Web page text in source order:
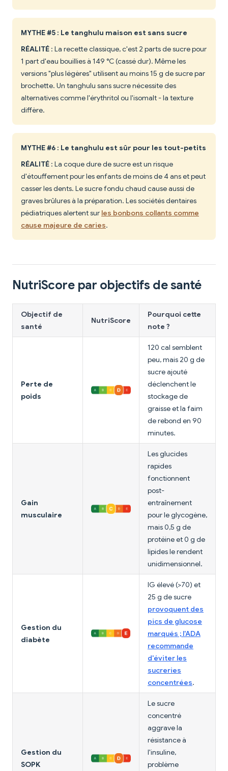
MYTHE #5 : Le tanghulu maison est sans sucre
RÉALITÉ : La recette classique, c'est 2 parts de sucre pour
1 part d'eau bouillies à 149 °C (cassé dur). Même les
versions "plus légères" utilisent au moins 15 g de sucre par
brochette. Un tanghulu sans sucre nécessite des
alternatives comme l'érythritol ou l'isomalt - la texture
diffère.
MYTHE #6 : Le tanghulu est sûr pour les tout-petits
RÉALITÉ : La coque dure de sucre est un risque
d'étouffement pour les enfants de moins de 4 ans et peut
casser les dents. Le sucre fondu chaud cause aussi de
graves brûlures à la préparation. Les sociétés dentaires
pédiatriques alertent sur les bonbons collants comme
cause majeure de caries.
NutriScore par objectifs de santé
Objectif de
santé
NutriScore
Pourquoi cette
note ?
Perte de
poids
120 cal semblent
peu, mais 20 g de
sucre ajouté
déclenchent le
stockage de
graisse et la faim
de rebond en 90
minutes.
Gain
musculaire
Les glucides
rapides
fonctionnent
post-
entraînement
pour le glycogène,
mais 0,5 g de
protéine et 0 g de
lipides le rendent
unidimensionnel.
Gestion du
diabète
IG élevé (>70) et
25 g de sucre
provoquent des
pics de glucose
marqués ; l'ADA
recommande
d'éviter les
sucreries
concentrées.
Gestion du
SOPK
Le sucre
concentré
aggrave la
résistance à
l'insuline,
problème